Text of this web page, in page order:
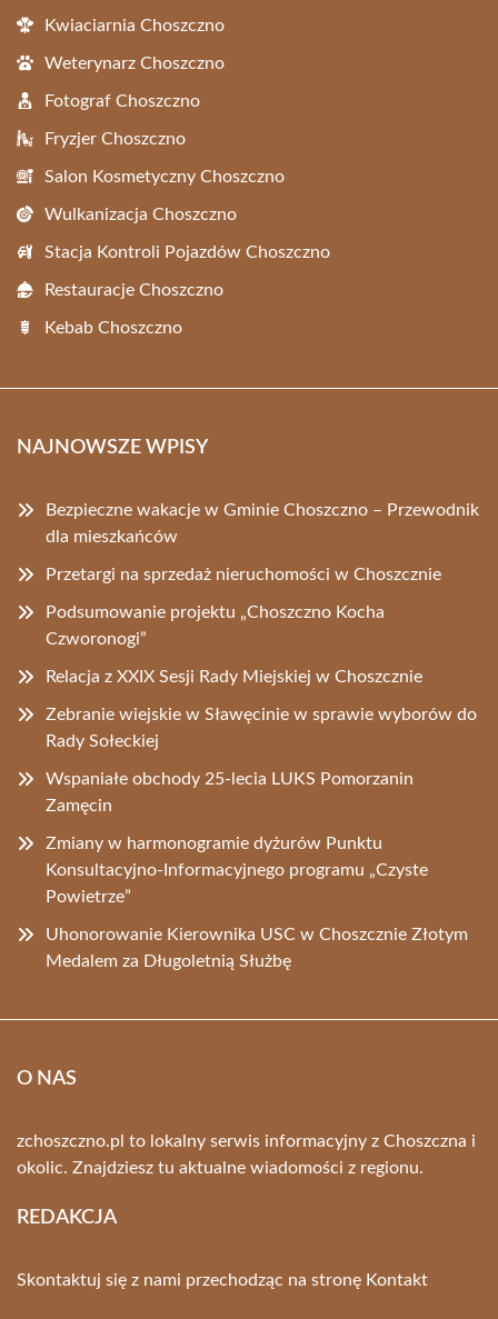
Kwiaciarnia Choszczno
Weterynarz Choszczno
Fotograf Choszczno
Fryzjer Choszczno
Salon Kosmetyczny Choszczno
Wulkanizacja Choszczno
Stacja Kontroli Pojazdów Choszczno
Restauracje Choszczno
Kebab Choszczno
NAJNOWSZE WPISY
Bezpieczne wakacje w Gminie Choszczno – Przewodnik
dla mieszkańców
Przetargi na sprzedaż nieruchomości w Choszcznie
Podsumowanie projektu „Choszczno Kocha
Czworonogi”
Relacja z XXIX Sesji Rady Miejskiej w Choszcznie
Zebranie wiejskie w Sławęcinie w sprawie wyborów do
Rady Sołeckiej
Wspaniałe obchody 25-lecia LUKS Pomorzanin
Zamęcin
Zmiany w harmonogramie dyżurów Punktu
Konsultacyjno-Informacyjnego programu „Czyste
Powietrze”
Uhonorowanie Kierownika USC w Choszcznie Złotym
Medalem za Długoletnią Służbę
O NAS
zchoszczno.pl to lokalny serwis informacyjny z Choszczna i
okolic. Znajdziesz tu aktualne wiadomości z regionu.
REDAKCJA
Skontaktuj się z nami przechodząc na stronę Kontakt